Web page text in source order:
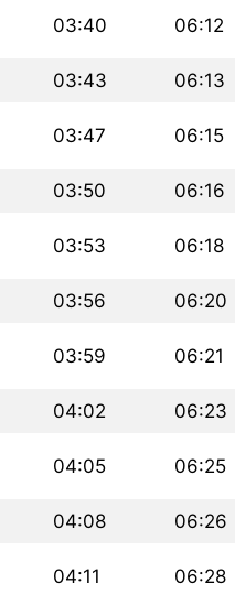
03:40 06:12
03:43 06:13
03:47 06:15
03:50 06:16
03:53 06:18
03:56 06:20
03:59 06:21
04:02 06:23
04:05 06:25
04:08 06:26
04:11 06:28